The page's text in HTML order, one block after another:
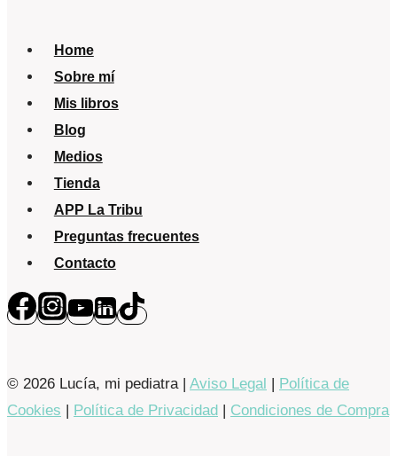
Home
Sobre mí
Mis libros
Blog
Medios
Tienda
APP La Tribu
Preguntas frecuentes
Contacto
© 2026 Lucía, mi pediatra | Aviso Legal | Política de
Cookies | Política de Privacidad | Condiciones de Compra